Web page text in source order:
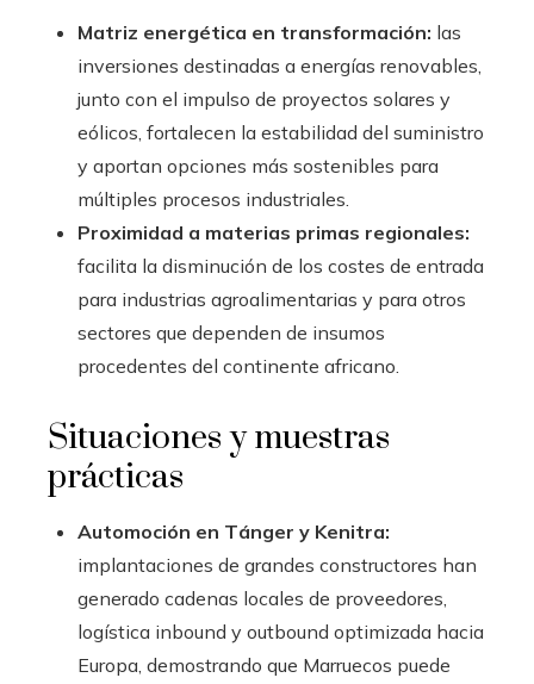
Matriz energética en transformación: las
inversiones destinadas a energías renovables,
junto con el impulso de proyectos solares y
eólicos, fortalecen la estabilidad del suministro
y aportan opciones más sostenibles para
múltiples procesos industriales.
Proximidad a materias primas regionales:
facilita la disminución de los costes de entrada
para industrias agroalimentarias y para otros
sectores que dependen de insumos
procedentes del continente africano.
Situaciones y muestras
prácticas
Automoción en Tánger y Kenitra:
implantaciones de grandes constructores han
generado cadenas locales de proveedores,
logística inbound y outbound optimizada hacia
Europa, demostrando que Marruecos puede